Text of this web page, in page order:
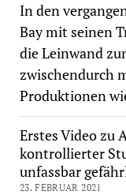
In den
Bay mit seinen
die Leinwand
zwischendurch
Produktionen
Erstes Video zu
kontrollierter
unfassbar
23. FEBRUAR 2021